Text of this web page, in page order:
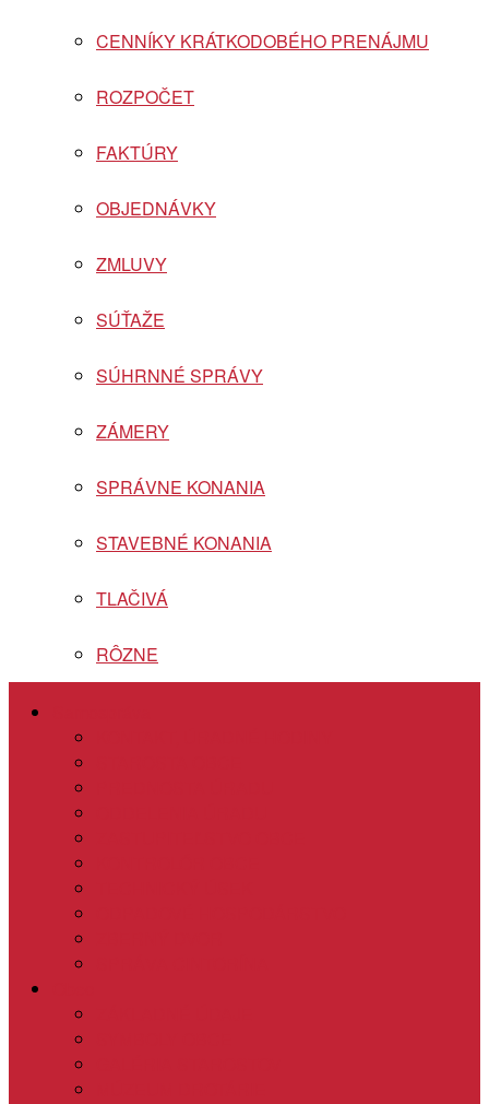
CENNÍKY KRÁTKODOBÉHO PRENÁJMU
ROZPOČET
FAKTÚRY
OBJEDNÁVKY
ZMLUVY
SÚŤAŽE
SÚHRNNÉ SPRÁVY
ZÁMERY
SPRÁVNE KONANIA
STAVEBNÉ KONANIA
TLAČIVÁ
RÔZNE